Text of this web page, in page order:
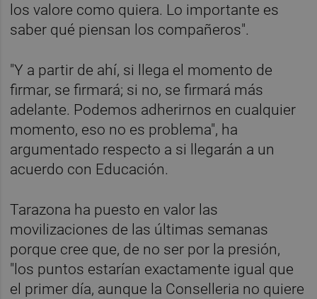
los valore como quiera. Lo importante es
saber qué piensan los compañeros".
"Y a partir de ahí, si llega el momento de
firmar, se firmará; si no, se firmará más
adelante. Podemos adherirnos en cualquier
momento, eso no es problema", ha
argumentado respecto a si llegarán a un
acuerdo con Educación.
Tarazona ha puesto en valor las
movilizaciones de las últimas semanas
porque cree que, de no ser por la presión,
"los puntos estarían exactamente igual que
el primer día, aunque la Conselleria no quiere